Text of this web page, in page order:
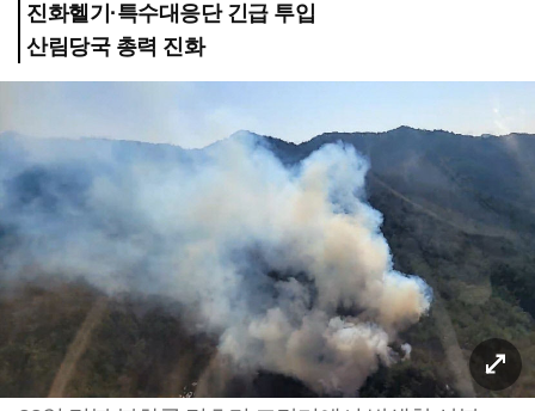
진화헬기·특수대응단 긴급 투입
산림당국 총력 진화